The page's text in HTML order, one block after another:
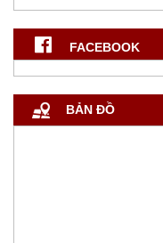
FACEBOOK
BẢN ĐỒ